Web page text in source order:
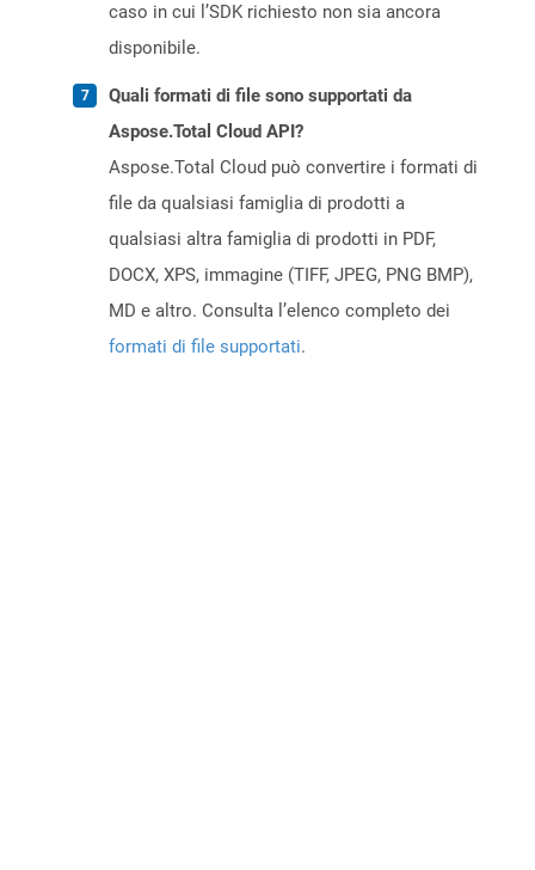
caso in cui l’SDK richiesto non sia ancora
disponibile.
Quali formati di file sono supportati da
Aspose.Total Cloud API?
Aspose.Total Cloud può convertire i formati di
file da qualsiasi famiglia di prodotti a
qualsiasi altra famiglia di prodotti in PDF,
DOCX, XPS, immagine (TIFF, JPEG, PNG BMP),
MD e altro. Consulta l’elenco completo dei
formati di file supportati.